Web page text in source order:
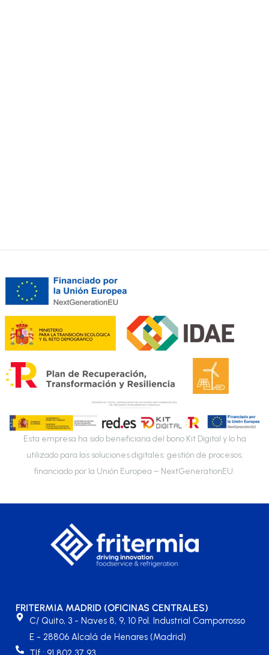
Esta empresa ha sido beneficiaria del bono Kit Digital y lo ha
utilizado para las soluciones digitales: gestión de procesos,
financiado por la Unión Europea – NextGenerationEU.
FRITERMIA MADRID (OFICINAS CENTRALES)
C/ Quito, 3 - Naves 8, 9, 10 Pol. Industrial Camporrosso
E - 28806 Alcalá de Henares (Madrid)